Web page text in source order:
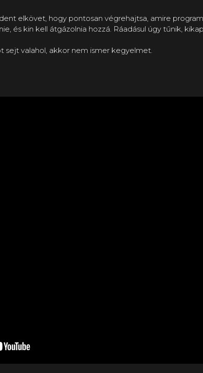
elkövet, hogy pontosan végrehajtsa, amire
és kin kell átgázolnia hozzá. Ráadásul úgy tűnik,